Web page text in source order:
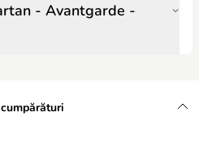
- Avantgarde -